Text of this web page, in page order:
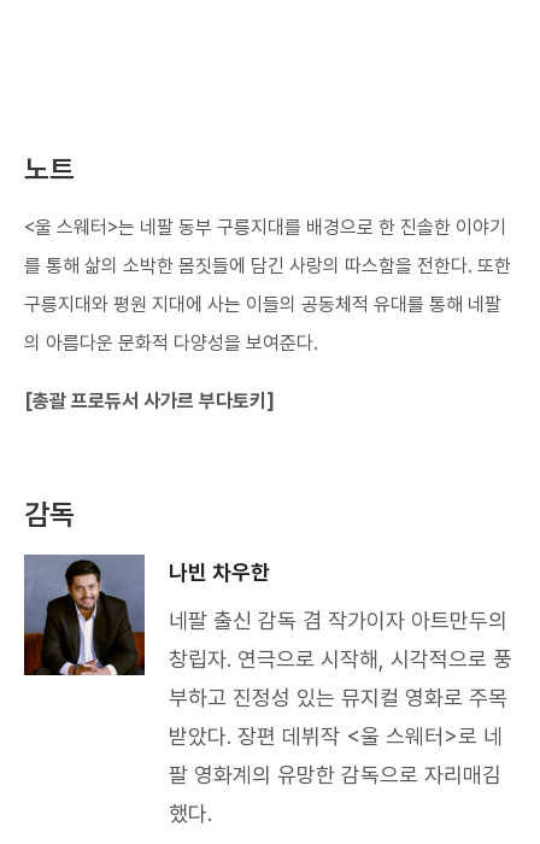
노트
<울 스웨터>는 네팔 동부 구릉지대를 배경으로 한 진솔한 이야기
를 통해 삶의 소박한 몸짓들에 담긴 사랑의 따스함을 전한다. 또한
구릉지대와 평원 지대에 사는 이들의 공동체적 유대를 통해 네팔
의 아름다운 문화적 다양성을 보여준다.
[총괄 프로듀서 사가르 부다토키]
감독
나빈 차우한
네팔 출신 감독 겸 작가이자 아트만두의
창립자. 연극으로 시작해, 시각적으로 풍
부하고 진정성 있는 뮤지컬 영화로 주목
받았다. 장편 데뷔작 <울 스웨터>로 네
팔 영화계의 유망한 감독으로 자리매김
했다.